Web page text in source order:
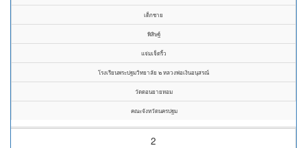
เด็กชาย
พิสิษฐ์
แจ่มเจ็ดริ้ว
โรงเรียนพระปฐมวิทยาลัย ๒ หลวงพ่อเงินอนุสรณ์
วัดดอนยายหอม
คณะจังหวัดนครปฐม
2